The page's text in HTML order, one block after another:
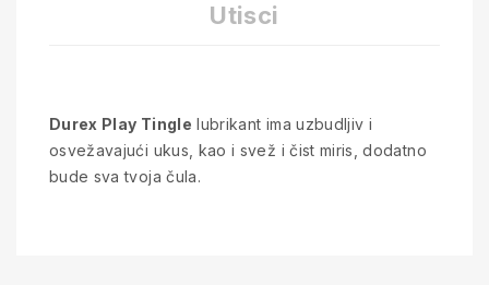
Utisci
Durex Play Tingle lubrikant ima uzbudljiv i
osvežavajući ukus, kao i svež i čist miris, dodatno
bude sva tvoja čula.